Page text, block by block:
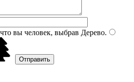
вы человек, выбрав Дерево.